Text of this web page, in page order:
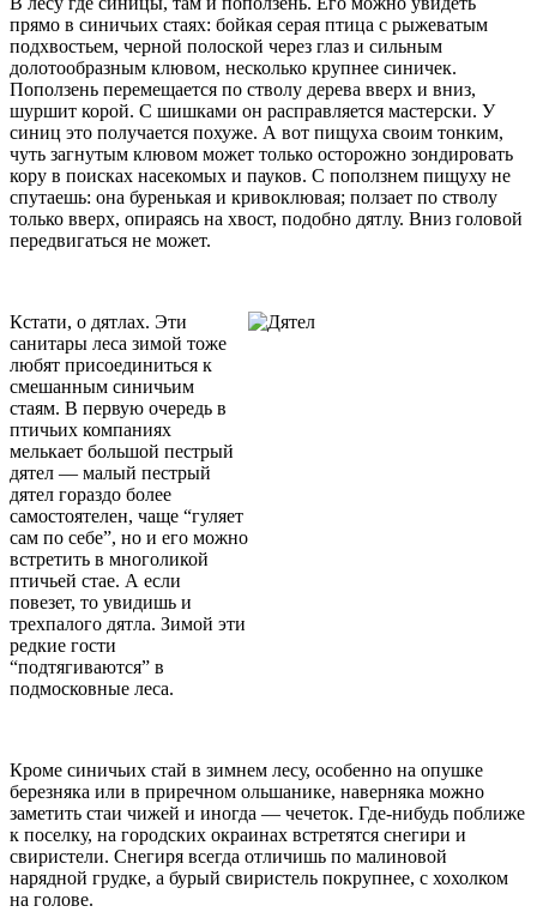
прямо в синичьих стаях: бойкая серая птица с рыжеватым
подхвостьем, черной полоской через глаз и сильным
долотообразным клювом, несколько крупнее синичек.
Поползень перемещается по стволу дерева вверх и вниз,
шуршит корой. С шишками он расправляется мастерски. У
синиц это получается похуже. А вот пищуха своим тонким,
чуть загнутым клювом может только осторожно зондировать
кору в поисках насекомых и пауков. С поползнем пищуху не
спутаешь: она буренькая и кривоклювая; ползает по стволу
только вверх, опираясь на хвост, подобно дятлу. Вниз головой
передвигаться не может.
Кстати, о дятлах. Эти
санитары леса зимой тоже
любят присоединиться к
смешанным синичьим
стаям. В первую очередь в
птичьих компаниях
мелькает большой пестрый
дятел — малый пестрый
дятел гораздо более
самостоятелен, чаще “гуляет
сам по себе”, но и его можно
встретить в многоликой
птичьей стае. А если
повезет, то увидишь и
трехпалого дятла. Зимой эти
редкие гости
“подтягиваются” в
подмосковные леса.
Кроме синичьих стай в зимнем лесу, особенно на опушке
березняка или в приречном ольшанике, наверняка можно
заметить стаи чижей и иногда — чечеток. Где-нибудь поближе
к поселку, на городских окраинах встретятся снегири и
свиристели. Снегиря всегда отличишь по малиновой
нарядной грудке, а бурый свиристель покрупнее, с хохолком
на голове.